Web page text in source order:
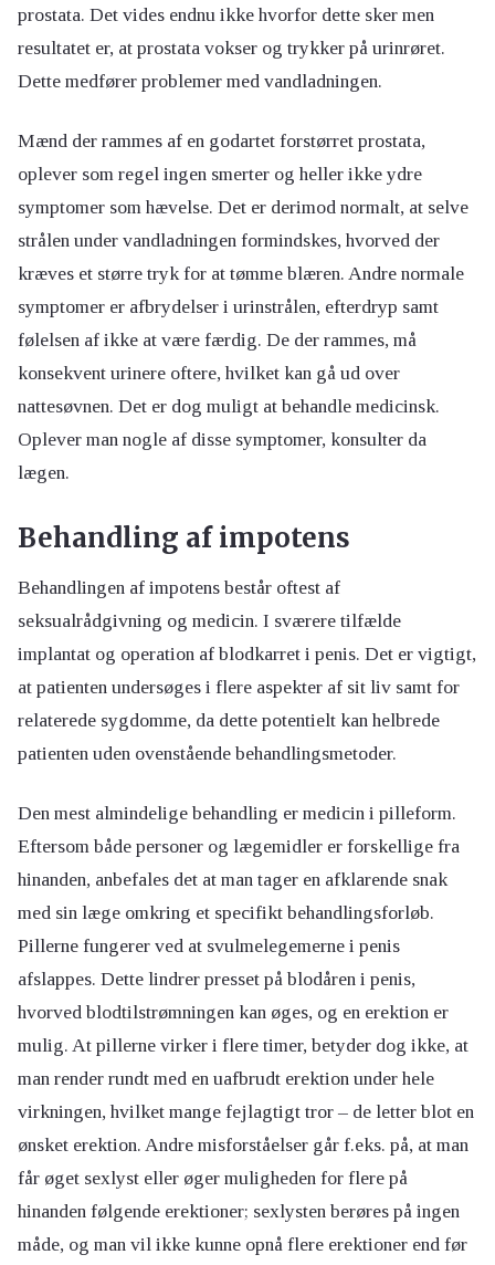
prostata. Det vides endnu ikke hvorfor dette sker men
resultatet er, at prostata vokser og trykker på urinrøret.
Dette medfører problemer med vandladningen.
Mænd der rammes af en godartet forstørret prostata,
oplever som regel ingen smerter og heller ikke ydre
symptomer som hævelse. Det er derimod normalt, at selve
strålen under vandladningen formindskes, hvorved der
kræves et større tryk for at tømme blæren. Andre normale
symptomer er afbrydelser i urinstrålen, efterdryp samt
følelsen af ikke at være færdig. De der rammes, må
konsekvent urinere oftere, hvilket kan gå ud over
nattesøvnen. Det er dog muligt at behandle medicinsk.
Oplever man nogle af disse symptomer, konsulter da
lægen.
Behandling af impotens
Behandlingen af impotens består oftest af
seksualrådgivning og medicin. I sværere tilfælde
implantat og operation af blodkarret i penis. Det er vigtigt,
at patienten undersøges i flere aspekter af sit liv samt for
relaterede sygdomme, da dette potentielt kan helbrede
patienten uden ovenstående behandlingsmetoder.
Den mest almindelige behandling er medicin i pilleform.
Eftersom både personer og lægemidler er forskellige fra
hinanden, anbefales det at man tager en afklarende snak
med sin læge omkring et specifikt behandlingsforløb.
Pillerne fungerer ved at svulmelegemerne i penis
afslappes. Dette lindrer presset på blodåren i penis,
hvorved blodtilstrømningen kan øges, og en erektion er
mulig. At pillerne virker i flere timer, betyder dog ikke, at
man render rundt med en uafbrudt erektion under hele
virkningen, hvilket mange fejlagtigt tror – de letter blot en
ønsket erektion. Andre misforståelser går f.eks. på, at man
får øget sexlyst eller øger muligheden for flere på
hinanden følgende erektioner; sexlysten berøres på ingen
måde, og man vil ikke kunne opnå flere erektioner end før